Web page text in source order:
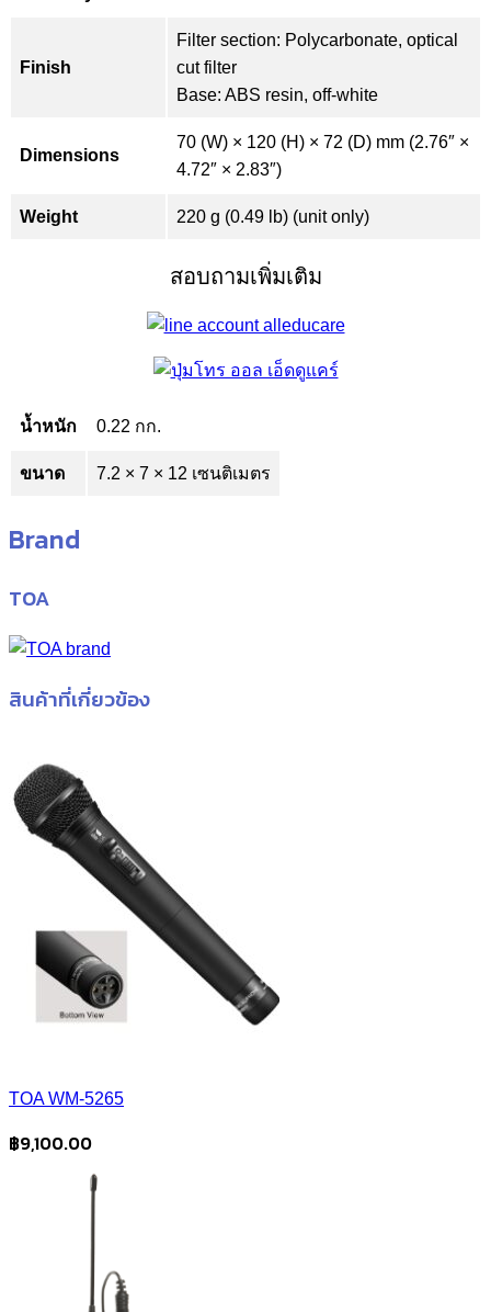
Finish
Filter section: Polycarbonate, optical
cut filter
Base: ABS resin, off-white
Dimensions
70 (W) × 120 (H) × 72 (D) mm (2.76″ ×
4.72″ × 2.83″)
Weight 220 g (0.49 lb) (unit only)
สอบถามเพิ่มเติม
น้ำหนัก 0.22 กก.
ขนาด 7.2 × 7 × 12 เซนติเมตร
Brand
TOA
สินค้าที่เกี่ยวข้อง
TOA WM-5265
฿9,100.00